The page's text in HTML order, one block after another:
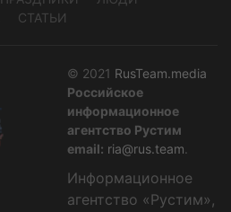
СТАТЬИ
© 2021 RusTeam.media
Российское
информационное
агентство Рустим
email: ria@rus.team.
Информационное
агентство «Рустим»,